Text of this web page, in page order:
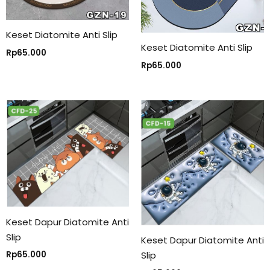
Keset Diatomite Anti Slip
Rp65.000 Keset Diatomite Anti Slip
Rp65.000
Keset Dapur Diatomite Anti
Slip
Rp65.000
Keset Dapur Diatomite Anti
Slip